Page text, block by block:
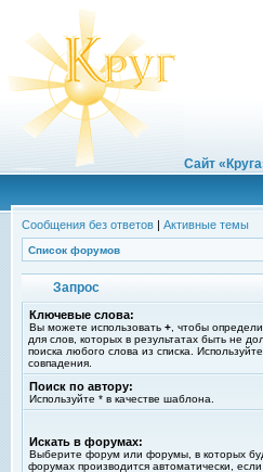
Сайт
Сообщения без ответов | Активные темы
Список форумов
Запрос
Ключевые слова:
Вы можете использовать + , чтобы
для слов, которых в результатах быть не
поиска любого слова из списка. Используйте
совпадения.
Поиск по автору:
Используйте * в качестве шаблона.
Искать в форумах:
Выберите форум или форумы, в которых
форумах производится автоматически,